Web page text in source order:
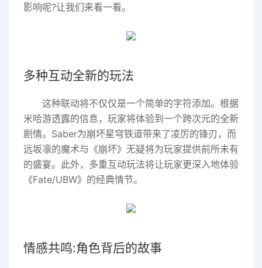
影响呢?让我们来看一看。
多种互动全新的玩法
这种联动将不仅仅是一个简单的字符添加。根据
米哈游透露的信息，玩家将体验到一个跨次元的全新
剧情。Saber为崩坏星穹铁道带来了凌厉的锋刃，而
远坂凛的魔术与《崩坏》无疑将为玩家提供前所未有
的盛宴。此外，多重互动玩法将让玩家更深入地体验
《Fate/UBW》的经典情节。
情感共鸣:角色背后的故事